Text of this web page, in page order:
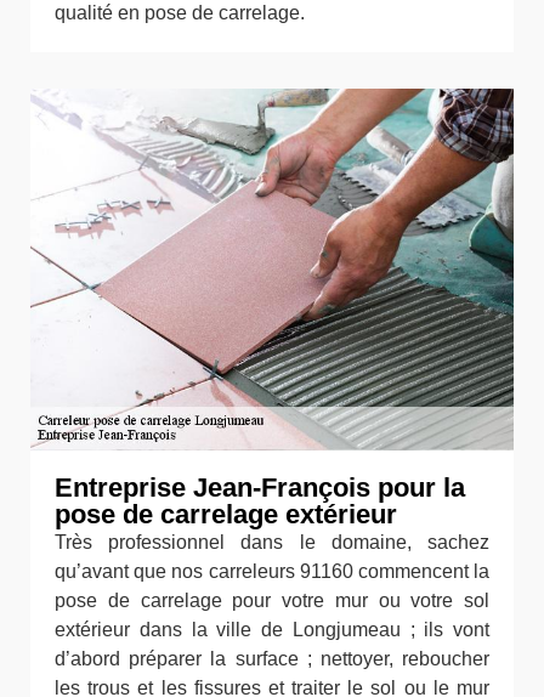
qualité en pose de carrelage.
Entreprise Jean-François pour la
pose de carrelage extérieur
Très professionnel dans le domaine, sachez
qu’avant que nos carreleurs 91160 commencent la
pose de carrelage pour votre mur ou votre sol
extérieur dans la ville de Longjumeau ; ils vont
d’abord préparer la surface ; nettoyer, reboucher
les trous et les fissures et traiter le sol ou le mur